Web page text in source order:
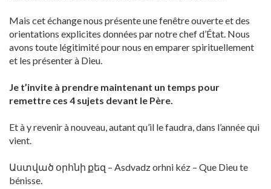
Mais cet échange nous présente une fenêtre ouverte et des
orientations explicites données par notre chef d’État. Nous
avons toute légitimité pour nous en emparer spirituellement
et les présenter à Dieu.
Je t’invite à prendre maintenant un temps pour
remettre ces 4 sujets devant le Père.
Et à y revenir à nouveau, autant qu’il le faudra, dans l’année qui
vient.
Աստված օրհնի քեզ – Asdvadz orhni kéz – Que Dieu te
bénisse.